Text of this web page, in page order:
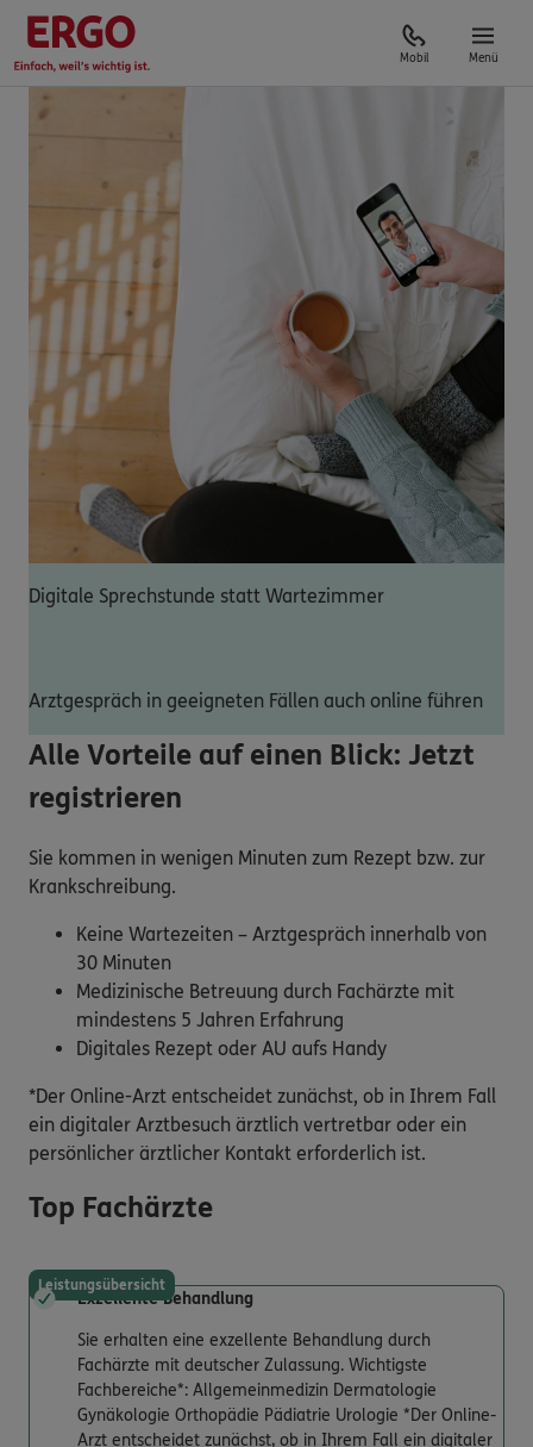
Mobil Menü
Digitale Sprechstunde statt Wartezimmer
Arztgespräch in geeigneten Fällen auch online führen
Alle Vorteile auf einen Blick: Jetzt
registrieren
Sie kommen in wenigen Minuten zum Rezept bzw. zur
Krankschreibung.
Keine Wartezeiten – Arztgespräch innerhalb von
30 Minuten
Medizinische Betreuung durch Fachärzte mit
mindestens 5 Jahren Erfahrung
Digitales Rezept oder AU aufs Handy
*Der Online-Arzt entscheidet zunächst, ob in Ihrem Fall
ein digitaler Arztbesuch ärztlich vertretbar oder ein
persönlicher ärztlicher Kontakt erforderlich ist.
Top Fachärzte
Leistungsübersicht
Exzellente Behandlung
Sie erhalten eine exzellente Behandlung durch
Fachärzte mit deutscher Zulassung. Wichtigste
Fachbereiche*: Allgemeinmedizin Dermatologie
Gynäkologie Orthopädie Pädiatrie Urologie *Der Online-
Arzt entscheidet zunächst, ob in Ihrem Fall ein digitaler